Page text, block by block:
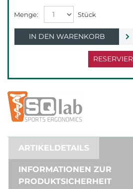
IN DEN WARENKORB
ARTIKELDETAILS
INFORMATIONEN ZUR
PRODUKTSICHERHEIT